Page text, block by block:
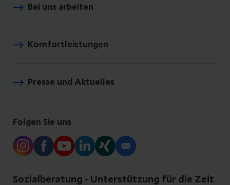
Bei uns arbeiten
Komfortleistungen
Presse und Aktuelles
Folgen Sie uns
Sozialberatung - Unterstützung für die Zeit